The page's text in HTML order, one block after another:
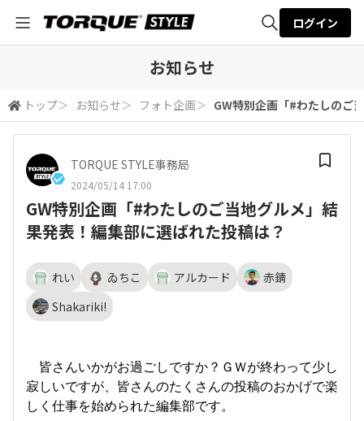
検索
ログイン
お知らせ
トップ＞ お知らせ＞ フォト企画＞ GW特別企画「#わたしのご
TORQUE STYLE事務局
2024/05/14 17:00
GW特別企画「#わたしのご当地グルメ」結
果発表！編集部に選ばれた投稿は？
れい ゐちこ アルカード
赤錆
Shakariki!
皆さんいかがお過ごしですか？ＧＷが終わって少し
寂しいですが、皆さんのたくさんの投稿のおかげで楽
しく仕事を始められた編集部です。